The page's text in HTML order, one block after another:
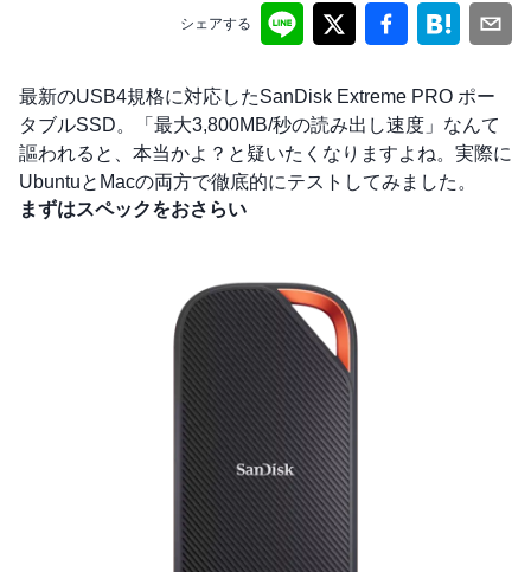
シェアする
最新のUSB4規格に対応したSanDisk Extreme PRO ポー
タブルSSD。「最大3,800MB/秒の読み出し速度」なんて
謳われると、本当かよ？と疑いたくなりますよね。実際に
UbuntuとMacの両方で徹底的にテストしてみました。
まずはスペックをおさらい